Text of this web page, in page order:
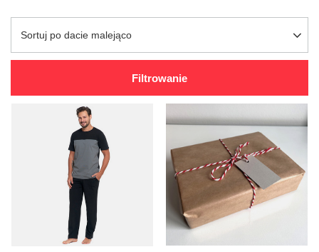
Zmień sortowanie
Sortuj po dacie malejąco
Filtrowanie